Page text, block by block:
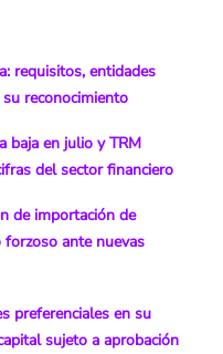
requisitos, entidades
reconocimiento
baja en julio y TRM
del sector financiero
de importación de
ante nuevas
preferenciales en su
sujeto a aprobación